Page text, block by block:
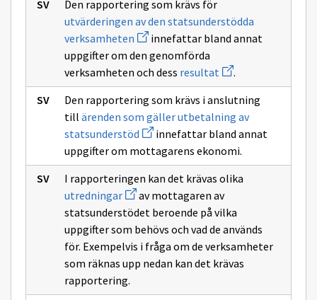
sivulle
godtagbara
användningssyftet
med
statsunderstödet
Den rapportering som krävs för
utvärderingen av den statsunderstödda
verksamheten Avaa
uuden
ikkunan
sivulle
utvärderingen
av
den
statsunderstödda
verksamheten
innefattar bland annat
uppgifter om den genomförda
verksamheten och dess resultat Avaa
uuden
ikkunan
sivulle
resultat
.
Den rapportering som krävs i anslutning
till ärenden som gäller utbetalning av
statsunderstöd Avaa
uuden
ikkunan
sivulle
ärenden
som
gäller
utbetalning
av
statsunderstöd
innefattar bland annat
uppgifter om mottagarens ekonomi.
I rapporteringen kan det krävas olika
utredningarAvaa
uuden
ikkunan
sivulle
utredningar
av mottagaren av
statsunderstödet beroende på vilka
uppgifter som behövs och vad de används
för. Exempelvis i fråga om de verksamheter
som räknas upp nedan kan det krävas
rapportering.